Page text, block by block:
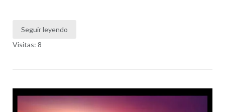
Seguir leyendo
Visitas: 8